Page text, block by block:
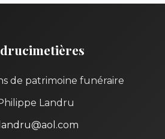
de patrimoine funéraire
Landru